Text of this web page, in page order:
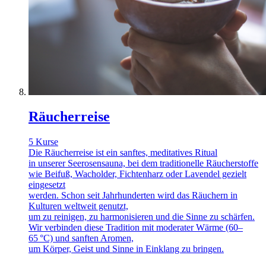
Räucherreise
5 Kurse
Die Räucherreise ist ein sanftes, meditatives Ritual
in unserer Seerosensauna, bei dem traditionelle Räucherstoffe
wie Beifuß, Wacholder, Fichtenharz oder Lavendel gezielt
eingesetzt
werden. Schon seit Jahrhunderten wird das Räuchern in
Kulturen weltweit genutzt,
um zu reinigen, zu harmonisieren und die Sinne zu schärfen.
Wir verbinden diese Tradition mit moderater Wärme (60–
65 °C) und sanften Aromen,
um Körper, Geist und Sinne in Einklang zu bringen.